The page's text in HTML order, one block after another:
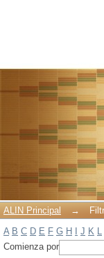
ALIN Principal →
A B C D E F G H J K L
Comienza por